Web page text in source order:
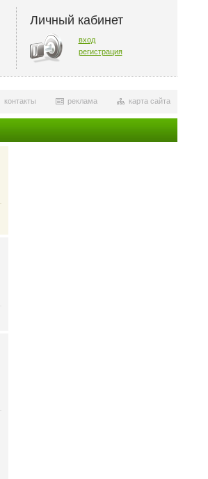
Личный кабинет
вход
регистрация
карта сайта
реклама
контакты